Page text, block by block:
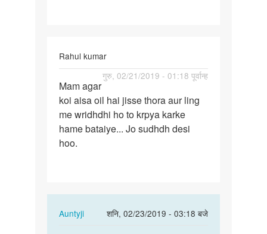
Rahul kumar
गुरु, 02/21/2019 - 01:18 पूर्वान्ह
Mam
agar
koi
aisa
oil
Mam agar
koi aisa oil hai jisse thora aur ling
me wridhdhi ho to krpya karke
hame bataiye... Jo sudhdh desi
hoo.
Auntyji
शनि, 02/23/2019 - 03:18 बजे
In